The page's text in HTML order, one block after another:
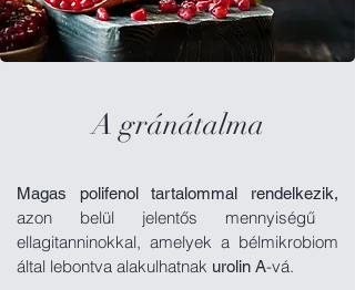
A gránátalma
Magas polifenol tartalommal rendelkezik,
azon belül jelentős mennyiségű
ellagitanninokkal, amelyek a bélmikrobiom
által lebontva alakulhatnak urolin A-vá.